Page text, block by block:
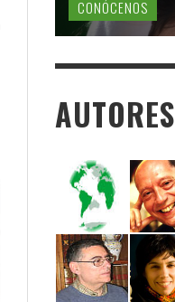
CONÓCENOS
AUTORES